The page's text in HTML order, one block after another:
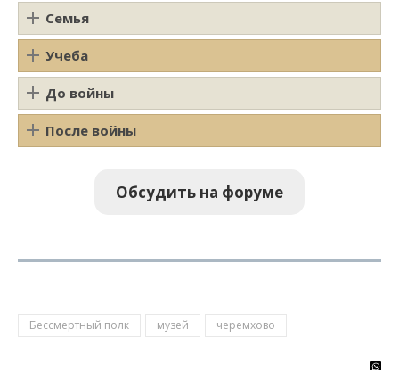
Семья
Учеба
До войны
После войны
Обсудить на форуме
Бессмертный полк музей черемхово